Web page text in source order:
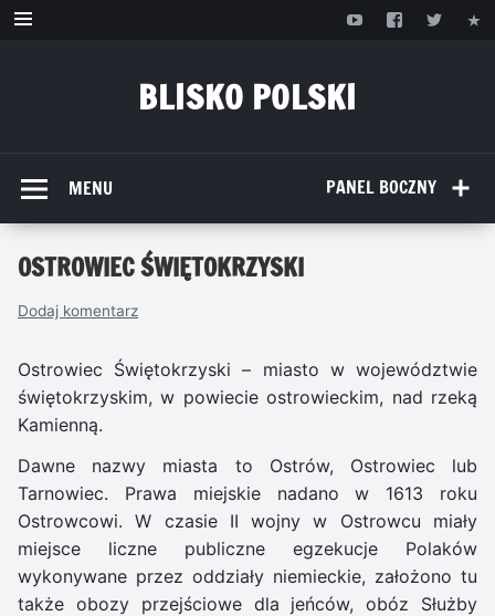
Przejdź
BLISKO POLSKI
PANEL BOCZNY
MENU
OSTROWIEC ŚWIĘTOKRZYSKI
Dodaj komentarz
Ostrowiec Świętokrzyski – miasto w województwie
świętokrzyskim, w powiecie ostrowieckim, nad rzeką
Kamienną.
Dawne nazwy miasta to Ostrów, Ostrowiec lub
Tarnowiec. Prawa miejskie nadano w 1613 roku
Ostrowcowi. W czasie II wojny w Ostrowcu miały
miejsce liczne publiczne egzekucje Polaków
wykonywane przez oddziały niemieckie, założono tu
także obozy przejściowe dla jeńców, obóz Służby